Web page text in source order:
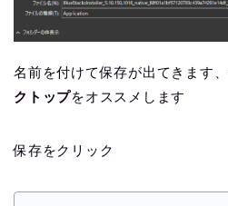
名前を付けて保存が出てきます、
クトップをオススメします
保存をクリック